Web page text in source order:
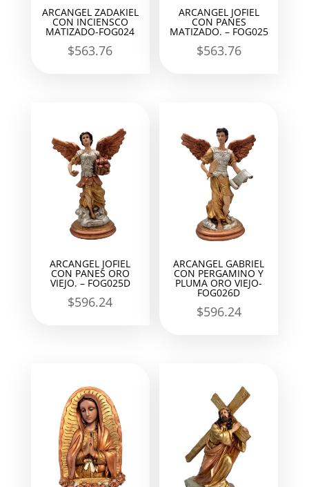
ARCANGEL ZADAKIEL
CON INCIENSCO
MATIZADO-FOG024
$563.76
ARCANGEL JOFIEL
CON PANES
MATIZADO. – FOG025
$563.76
ARCANGEL JOFIEL
CON PANES ORO
VIEJO. – FOG025D
$596.24
ARCANGEL GABRIEL
CON PERGAMINO Y
PLUMA ORO VIEJO-
FOG026D
$596.24